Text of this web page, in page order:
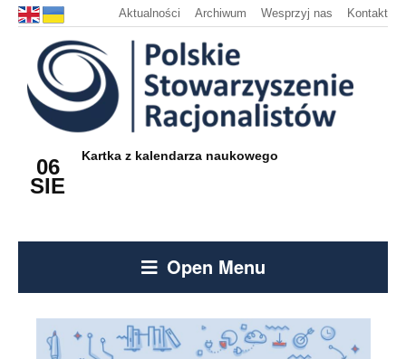
Aktualności Archiwum Wesprzyj nas Kontakt
06
SIE
Kartka z kalendarza naukowego
Open Menu